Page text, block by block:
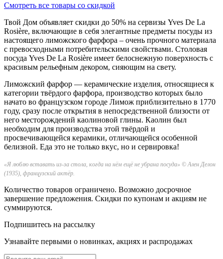
Смотреть все товары со скидкой
Твой Дом объявляет скидки до 50% на сервизы Yves De La
Rosière, включающие в себя элегантные предметы посуды из
настоящего лиможского фарфора – очень прочного материала
с превосходными потребительскими свойствами. Столовая
посуда Yves De La Rosière имеет белоснежную поверхность с
красивым рельефным декором, сияющим на свету.
Лиможский фарфор — керамические изделия, относящиеся к
категории твёрдого фарфора, производство которых было
начато во французском городе Лимож приблизительно в 1770
году, сразу после открытия в непосредственной близости от
него месторождений каолиновой глины. Каолин был
необходим для производства этой твёрдой и
просвечивающейся керамики, отличающейся особенной
белизной. Еда это не только вкус, но и сервировка!
«Я люблю вставать из-за стола, когда на нём ещё не убрана посуда» © Ален Делон
(1935), французский актёр.
Количество товаров ограничено. Возможно досрочное
завершение предложения. Скидки по купонам и акциям не
суммируются.
Подпишитесь на рассылку
Узнавайте первыми о новинках, акциях и распродажах